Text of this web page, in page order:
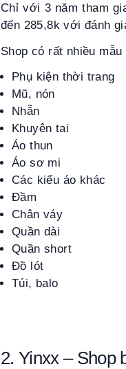
Chỉ với 3 năm tham
đến 285,8k với đánh
Shop có rất nhiều
Phụ kiện thời trang
Mũ, nón
Nhẫn
Khuyên tai
Áo thun
Áo sơ mi
Các kiểu áo khác
Đầm
Chân váy
Quần dài
Quần short
Đồ lót
Túi, balo
2. Yinxx – Shop